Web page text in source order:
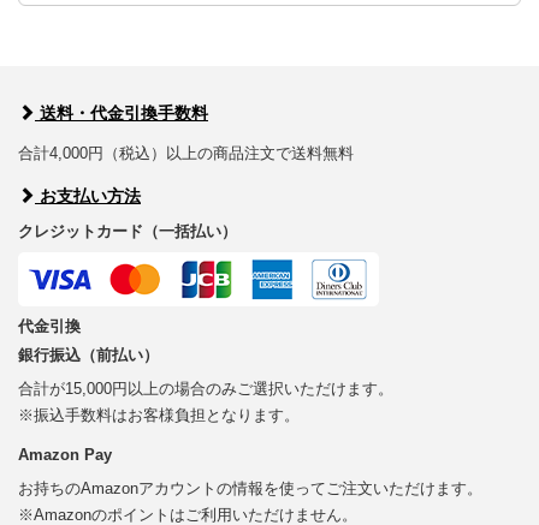
送料・代金引換手数料
合計4,000円（税込）以上の商品注文で送料無料
お支払い方法
クレジットカード（一括払い）
代金引換
銀行振込（前払い）
合計が15,000円以上の場合のみご選択いただけます。
※振込手数料はお客様負担となります。
Amazon Pay
お持ちのAmazonアカウントの情報を使ってご注文いただけます。
※Amazonのポイントはご利用いただけません。